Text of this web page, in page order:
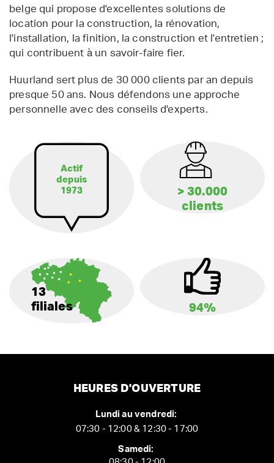
belge qui propose d'excellentes solutions de
location pour la construction, la rénovation,
l'installation, la finition, la construction et l'entretien ;
qui contribuent à un savoir-faire fier.
Huurland sert plus de 30 000 clients par an depuis
presque 50 ans. Nous défendons une approche
personnelle avec des conseils d'experts.
Actif
depuis
1973
> 30.000
clients
13
filiales
94%
HEURES D'OUVERTURE
Lundi au vendredi:
07:30 - 12:00 & 12:30 - 17:00
Samedi: